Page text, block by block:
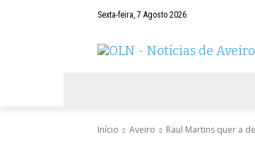
Sexta-feira, 7 Agosto 2026
Início Aveiro Raul Martins quer a